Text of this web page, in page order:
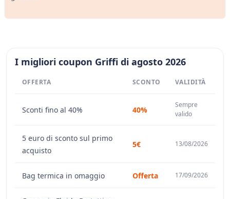
I migliori coupon Griffi di agosto 2026
OFFERTA SCONTO VALIDITÀ
Sconti fino al 40% 40%
Sempre
valido
5 euro di sconto sul primo
acquisto
5€ 13/08/2026
Bag termica in omaggio Offerta 17/09/2026